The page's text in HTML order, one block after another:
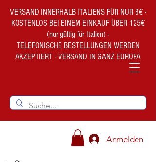
VERSAND INNERHALB ITALIENS FÜR NUR 8€ -
KOSTENLOS BEI EINEM EINKAUF ÜBER 125€
(nur gültig für Italien) -
TELEFONISCHE BESTELLUNGEN WERDEN
AKZEPTIERT - VERSAND IN GANZ EUROPA
Anmelden